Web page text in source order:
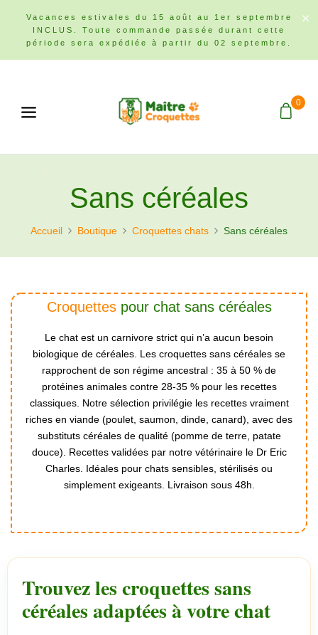
Vacances estivales du 15 août au 1er septembre
INCLUS. Toute commande passée durant cette
période sera expédiée à partir du 02 septembre.
0
Sans céréales
Accueil Boutique Croquettes chats Sans céréales
Croquettespour chat sans céréales
Le chat est un carnivore strict qui n’a aucun besoin
biologique de céréales. Les croquettes sans céréales se
rapprochent de son régime ancestral : 35 à 50 % de
protéines animales contre 28-35 % pour les recettes
classiques. Notre sélection privilégie les recettes vraiment
riches en viande (poulet, saumon, dinde, canard), avec des
substituts céréales de qualité (pomme de terre, patate
douce). Recettes validées par notre vétérinaire le Dr Eric
Charles. Idéales pour chats sensibles, stérilisés ou
simplement exigeants. Livraison sous 48h.
Trouvez les croquettes sans
céréales adaptées à votre chat